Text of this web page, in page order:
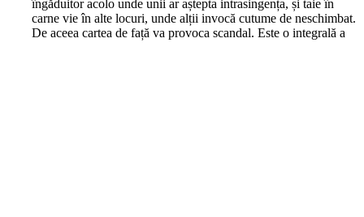
îngăduitor acolo unde unii ar aștepta intrasingența, și taie în
carne vie în alte locuri, unde alții invocă cutume de neschimbat.
De aceea cartea de față va provoca scandal. Este o integrală a